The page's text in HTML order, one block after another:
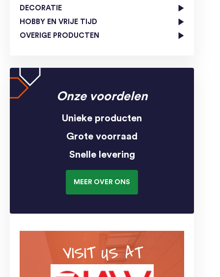
DECORATIE
HOBBY EN VRIJE TIJD
OVERIGE PRODUCTEN
Onze voordelen
Unieke producten
Grote voorraad
Snelle levering
MEER OVER ONS
VISIT US AT